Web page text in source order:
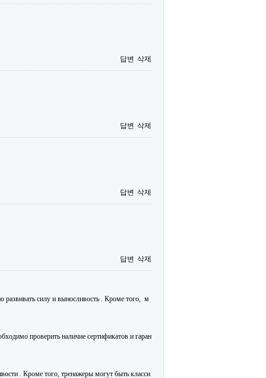
답변 삭제
답변 삭제
답변 삭제
답변 삭제
силу и выносливость . Кроме того, м
проверить наличие сертификатов и гаран
. Кроме того, тренажеры могут быть класси